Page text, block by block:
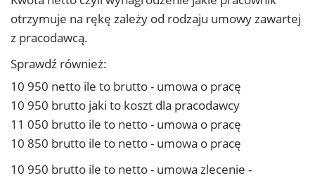
otrzymuje na rękę zależy od rodzaju umowy zawartej
z pracodawcą.
Sprawdź również:
10 950 netto ile to brutto - umowa o pracę
10 950 brutto jaki to koszt dla pracodawcy
11 050 brutto ile to netto - umowa o pracę
10 850 brutto ile to netto - umowa o pracę
10 950 brutto ile to netto - umowa zlecenie -